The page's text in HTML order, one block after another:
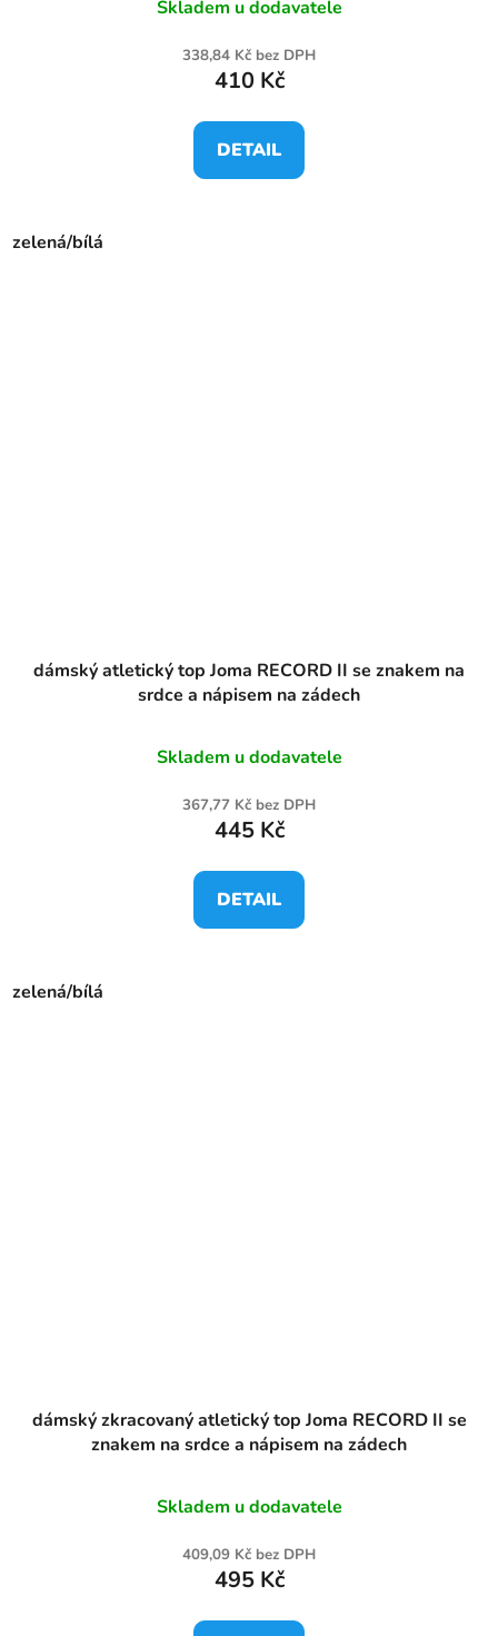
Skladem u dodavatele
338,84 Kč bez DPH
410 Kč
DETAIL
zelená/bílá
dámský atletický top Joma RECORD II se znakem na
srdce a nápisem na zádech
Skladem u dodavatele
367,77 Kč bez DPH
445 Kč
DETAIL
zelená/bílá
dámský zkracovaný atletický top Joma RECORD II se
znakem na srdce a nápisem na zádech
Skladem u dodavatele
409,09 Kč bez DPH
495 Kč